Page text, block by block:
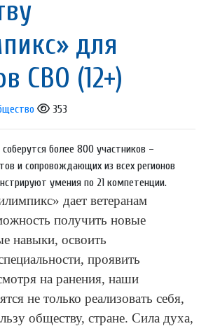
для
СВО (12+)
353
более 800 участников –
и сопровождающих из всех регионов
умения по 21 компетенции.
дает ветеранам
получить новые
навыки, освоить
проявить
на ранения, наши
не только реализовать себя,
обществу, стране. Сила духа,